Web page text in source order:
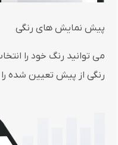
پیش نمایش های رنگی
می توانید رنگ خود را
رنگی از پیش تعیین شده